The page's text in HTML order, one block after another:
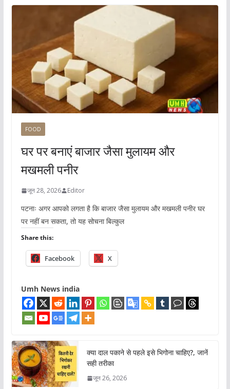
FOOD
घर पर बनाएं बाजार जैसा मुलायम और
मखमली पनीर
जून 28, 2026 Editor
पटनाः अगर आपको लगता है कि बाजार जैसा मुलायम और मखमली पनीर घर
पर नहीं बन सकता, तो यह सोचना बिल्कुल
Share this:
Facebook X
Umh News india
क्या दाल पकाने से पहले इसे भिगोना चाहिए?, जानें
सही तरीका
जून 26, 2026